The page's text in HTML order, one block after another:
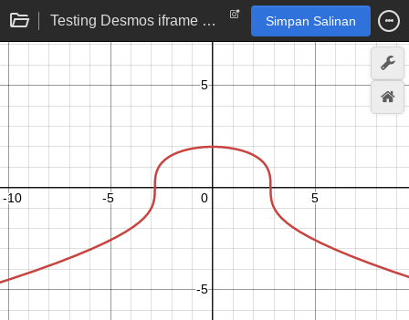
Testing Desmos iframe solution Simpan Salinan